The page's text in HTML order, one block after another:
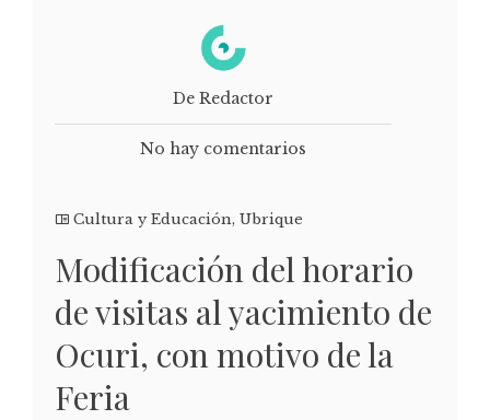
De Redactor
No hay comentarios
Cultura y Educación, Ubrique
Modificación del horario
de visitas al yacimiento de
Ocuri, con motivo de la
Feria